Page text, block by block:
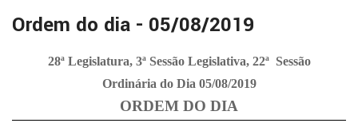
Ordem do dia - 05/08/2019
28ª Legislatura, 3ª Sessão Legislativa, 22ª Sessão
Ordinária do Dia 05/08/2019
ORDEM DO DIA